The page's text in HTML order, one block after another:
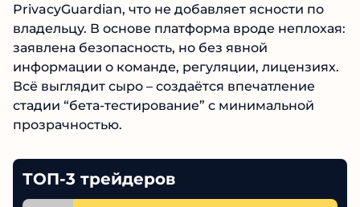
PrivacyGuardian, что не добавляет ясности по
владельцу. В основе платформа вроде неплохая:
заявлена безопасность, но без явной
информации о команде, регуляции, лицензиях.
Всё выглядит сыро – создаётся впечатление
стадии “бета-тестирование” с минимальной
прозрачностью.
ТОП-3 трейдеров